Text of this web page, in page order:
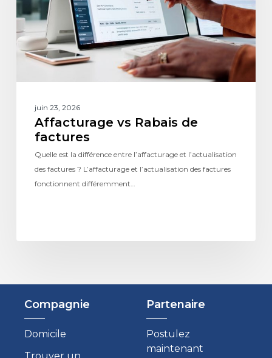
juin 23, 2026
Affacturage vs Rabais de
factures
Quelle est la différence entre l’affacturage et l’actualisation
des factures ? L’affacturage et l’actualisation des factures
fonctionnent différemment…
Compagnie
Domicile
Partenaire
Postulez
maintenant